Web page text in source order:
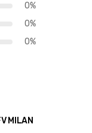
0%
0%
0%
MILAN